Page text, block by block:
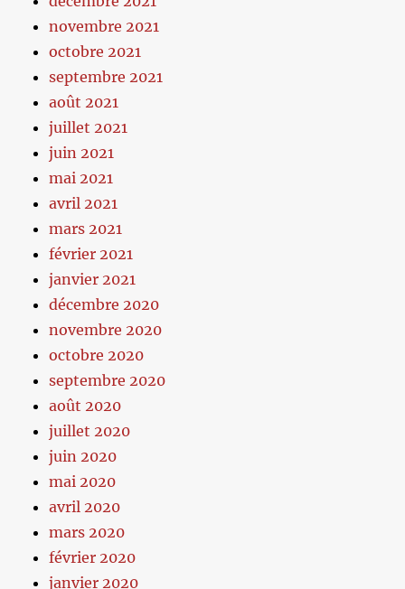
novembre 2021
octobre 2021
septembre 2021
août 2021
juillet 2021
juin 2021
mai 2021
avril 2021
mars 2021
février 2021
janvier 2021
décembre 2020
novembre 2020
octobre 2020
septembre 2020
août 2020
juillet 2020
juin 2020
mai 2020
avril 2020
mars 2020
février 2020
janvier 2020